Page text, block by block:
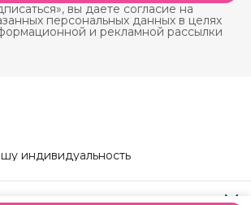
вы даете согласие на
персональных данных в целях
и рекламной рассылки
индивидуальность